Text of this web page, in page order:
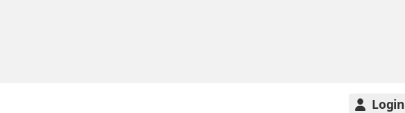
Login